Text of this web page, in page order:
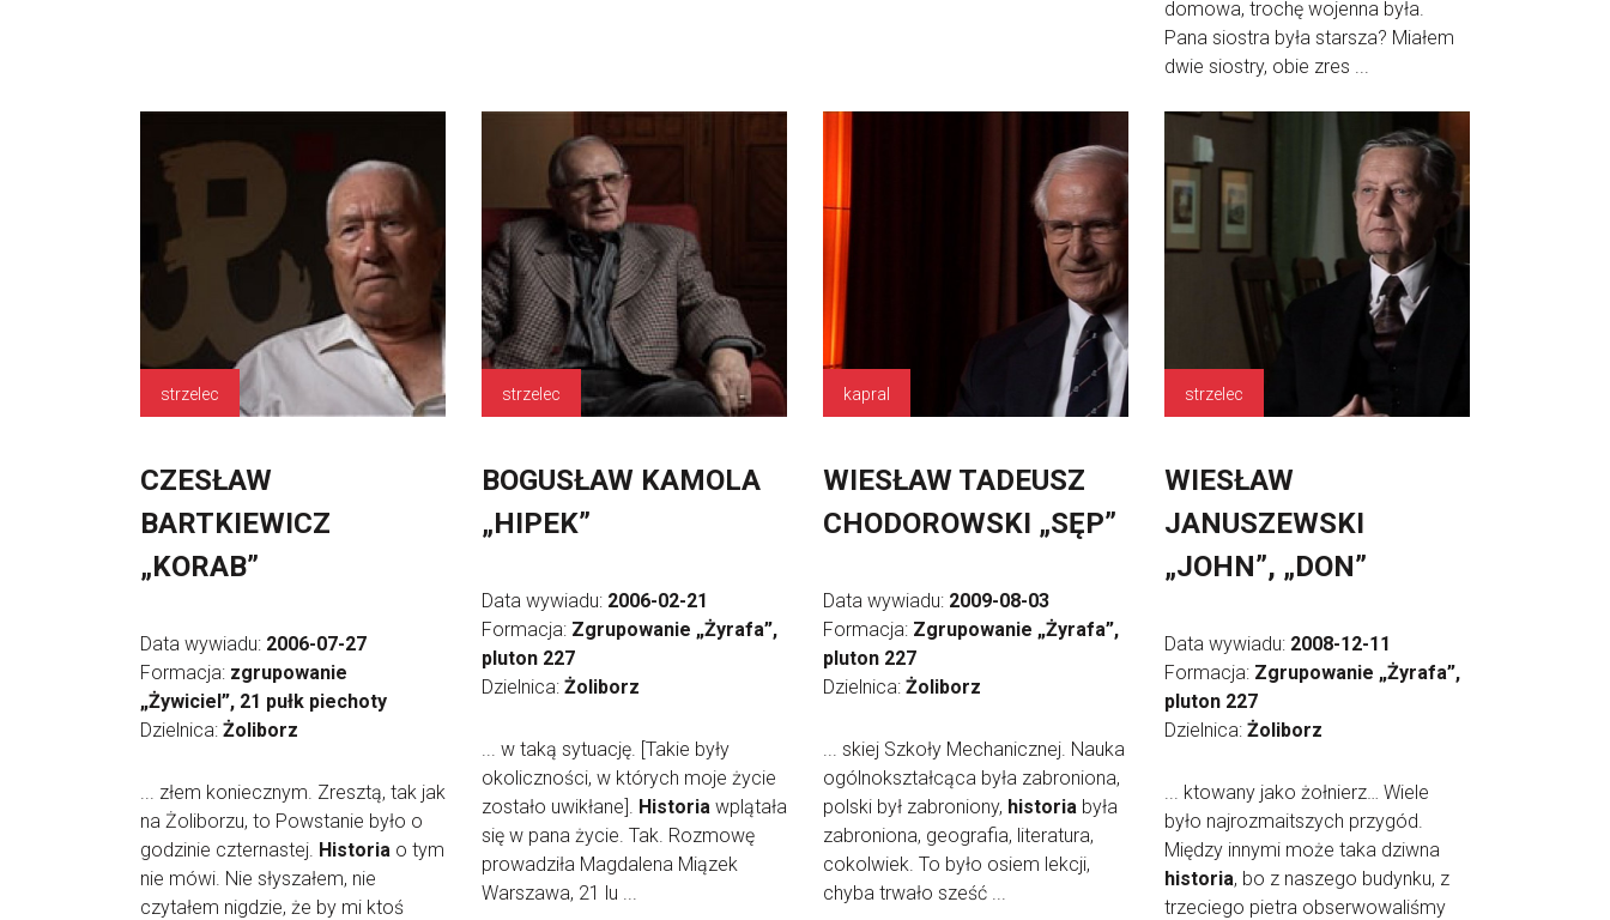
domowa, trochę wojenna była.
Pana siostra była starsza? Miałem
dwie siostry, obie zres ...
strzelec
CZESŁAW
BARTKIEWICZ
„KORAB”
Data wywiadu: 2006-07-27
Formacja: zgrupowanie
„Żywiciel”, 21 pułk piechoty
Dzielnica: Żoliborz
... złem koniecznym. Zresztą, tak jak
na Żoliborzu, to Powstanie było o
godzinie czternastej. Historia o tym
nie mówi. Nie słyszałem, nie
czytałem nigdzie, że by mi ktoś
strzelec
BOGUSŁAW KAMOLA
„HIPEK”
Data wywiadu: 2006-02-21
Formacja: Zgrupowanie „Żyrafa”,
pluton 227
Dzielnica: Żoliborz
... w taką sytuację. [Takie były
okoliczności, w których moje życie
zostało uwikłane]. Historia wplątała
się w pana życie. Tak. Rozmowę
prowadziła Magdalena Miązek
Warszawa, 21 lu ...
kapral
WIESŁAW TADEUSZ
CHODOROWSKI „SĘP”
Data wywiadu: 2009-08-03
Formacja: Zgrupowanie „Żyrafa”,
pluton 227
Dzielnica: Żoliborz
... skiej Szkoły Mechanicznej. Nauka
ogólnokształcąca była zabroniona,
polski był zabroniony, historia była
zabroniona, geografia, literatura,
cokolwiek. To było osiem lekcji,
chyba trwało sześć ...
strzelec
WIESŁAW
JANUSZEWSKI
„JOHN”, „DON”
Data wywiadu: 2008-12-11
Formacja: Zgrupowanie „Żyrafa”,
pluton 227
Dzielnica: Żoliborz
... ktowany jako żołnierz… Wiele
było najrozmaitszych przygód.
Między innymi może taka dziwna
historia, bo z naszego budynku, z
trzeciego pietra obserwowaliśmy